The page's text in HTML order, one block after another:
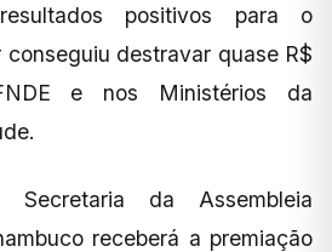
positivos para o
destravar quase R$
e nos Ministérios da
da Assembleia
receberá a premiação